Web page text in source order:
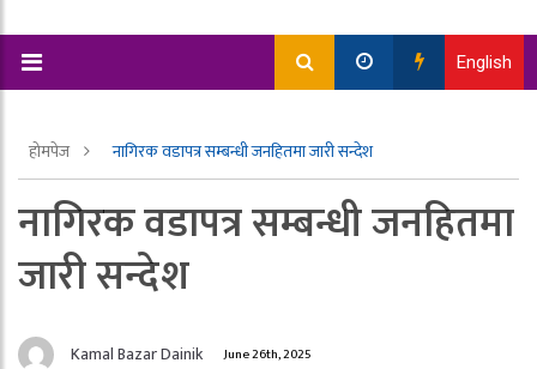
English
होमपेज नागिरक वडापत्र सम्बन्धी जनहितमा जारी सन्देश
नागिरक वडापत्र सम्बन्धी जनहितमा
जारी सन्देश
Kamal Bazar Dainik June 26th, 2025